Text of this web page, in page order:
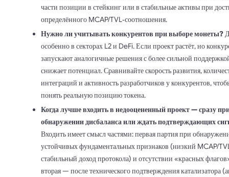
части позиции в стейкинг или в стабильные активы при
определённого MCAP/TVL‑соотношения.
Нужно ли учитывать конкурентов при выборе монеты?
особенно в секторах L2 и DeFi. Если проект растёт, но
запускают аналогичные решения с более сильной
снижает потенциал. Сравнивайте скорость развития,
интеграций и активность разработчиков у конкурентов,
понять реальную позицию токена.
Когда лучше входить в недооцененный проект — сразу
обнаружении дисбаланса или ждать подтверждающих
Входить имеет смысл частями: первая партия при
устойчивых фундаментальных признаков (низкий MCAP/
стабильный доход протокола) и отсутствии «красных
вторая — после технического подтверждения катализатора